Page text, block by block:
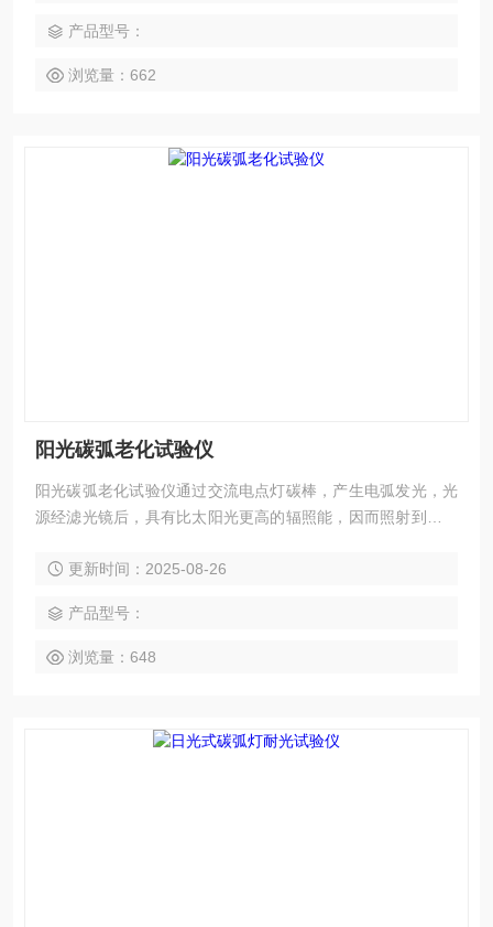
产品型号：
浏览量：662
阳光碳弧老化试验仪
阳光碳弧老化试验仪通过交流电点灯碳棒，产生电弧发光，光
源经滤光镜后，具有比太阳光更高的辐照能，因而照射到样品
了能模拟日晒外，还可以模拟雨淋环境，即能通过加速法很好
更新时间：2025-08-26
产品型号：
浏览量：648